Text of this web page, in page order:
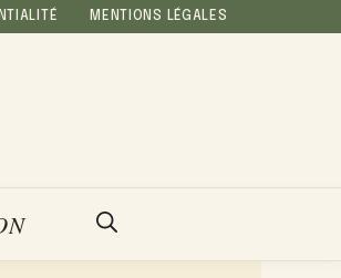
MENTIONS LÉGALES